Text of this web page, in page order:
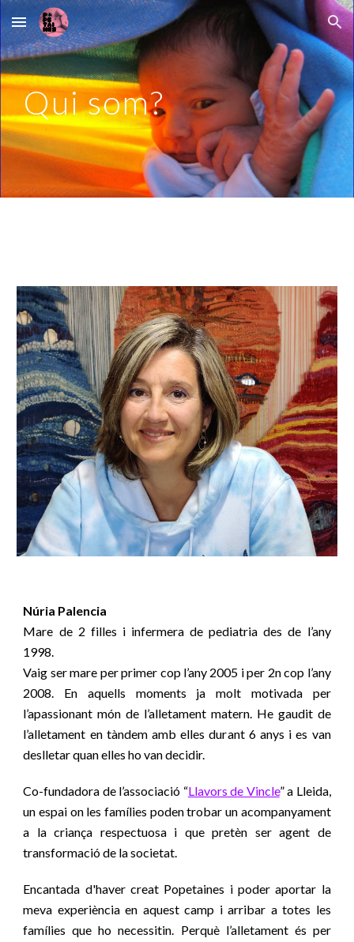
Skip to main content Skip to navigation
Qui som?
Núria Palencia
Mare de 2 filles i infermera de pediatria des de l’any
1998.
Vaig ser mare per primer cop l’any 2005 i per 2n cop l’any
2008. En aquells moments ja molt motivada per
l’apassionant món de l’alletament matern. He gaudit de
l’alletament en tàndem amb elles durant 6 anys i es van
deslletar quan elles ho van decidir.
Co-fundadora de l’associació “Llavors de Vincle”a Lleida,
un espai on les famílies poden trobar un acompanyament
a la criança respectuosa i que pretèn ser agent de
transformació de la societat.
Encantada d'haver creat Popetaines i poder aportar la
meva experiència en aquest camp i arribar a totes les
famílies que ho necessitin. Perquè l’alletament és per